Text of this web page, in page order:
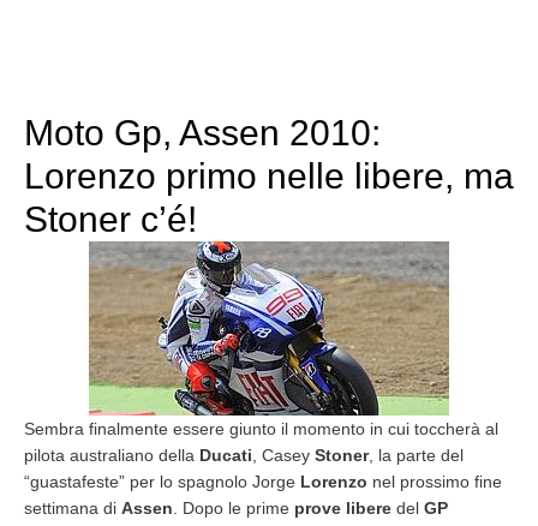
Moto Gp, Assen 2010:
Lorenzo primo nelle libere, ma
Stoner c’é!
Sembra finalmente essere giunto il momento in cui toccherà al
pilota australiano della Ducati , Casey Stoner, la parte del
“guastafeste” per lo spagnolo Jorge Lorenzo nel prossimo fine
settimana di Assen . Dopo le prime prove libere del GP